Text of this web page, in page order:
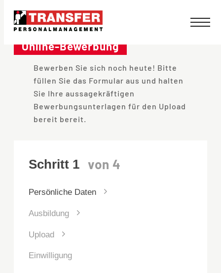
Direkt
zum
Inhalt
wechseln
Online-Bewerbung
Bewerben Sie sich noch heute! Bitte
füllen Sie das Formular aus und halten
Sie Ihre aussagekräftigen
Bewerbungsunterlagen für den Upload
bereit bereit.
Persönliche Daten
Ausbildung
Upload
Einwilligung